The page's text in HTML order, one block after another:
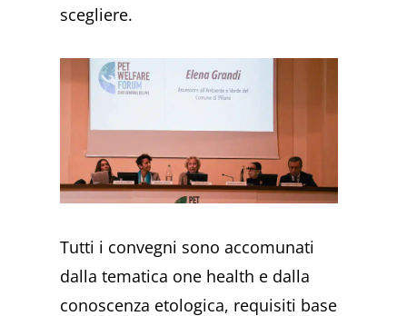
scegliere.
Tutti i convegni sono accomunati
dalla tematica one health e dalla
conoscenza etologica, requisiti base